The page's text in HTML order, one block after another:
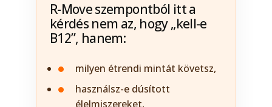
R-Move szempontból itt a
kérdés nem az, hogy „kell-e
B12”, hanem:
milyen étrendi mintát követsz,
használsz-e dúsított
élelmiszereket,